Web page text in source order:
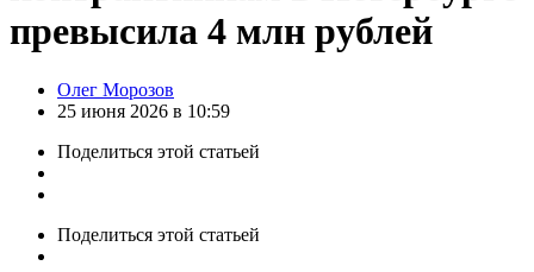
превысила 4 млн рублей
Posted
by
Олег Морозов
25 июня 2026 в 10:59
Поделиться этой статьей
Поделиться этой статьей